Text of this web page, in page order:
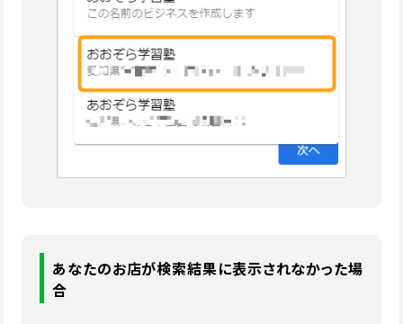
あなたのお店が検索結果に表示されなかった場
合